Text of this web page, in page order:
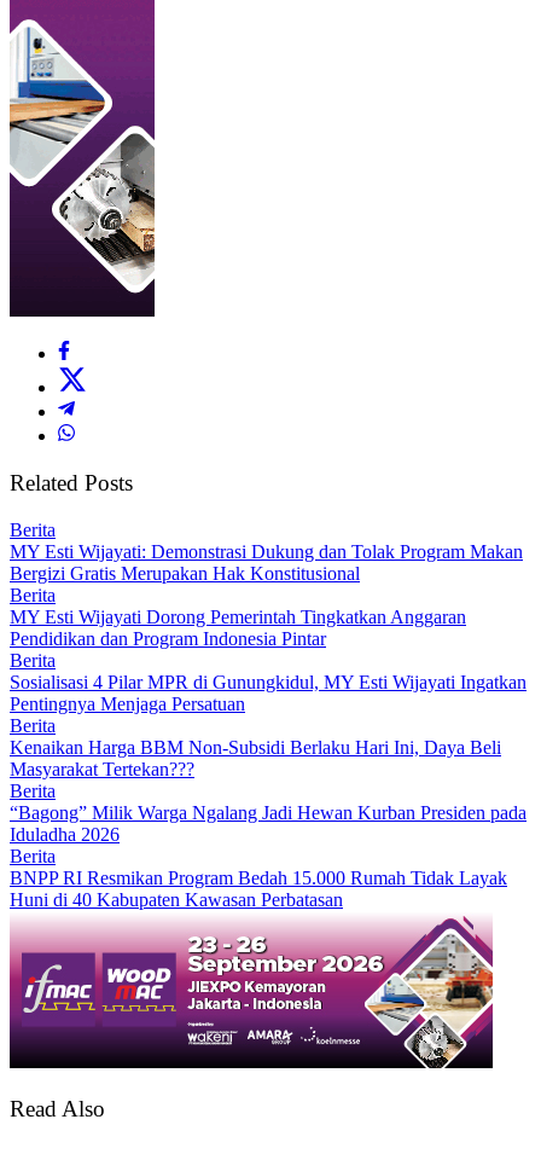
Related Posts
Berita
MY Esti Wijayati: Demonstrasi Dukung dan Tolak Program Makan
Bergizi Gratis Merupakan Hak Konstitusional
Berita
MY Esti Wijayati Dorong Pemerintah Tingkatkan Anggaran
Pendidikan dan Program Indonesia Pintar
Berita
Sosialisasi 4 Pilar MPR di Gunungkidul, MY Esti Wijayati Ingatkan
Pentingnya Menjaga Persatuan
Berita
Kenaikan Harga BBM Non-Subsidi Berlaku Hari Ini, Daya Beli
Masyarakat Tertekan???
Berita
“Bagong” Milik Warga Ngalang Jadi Hewan Kurban Presiden pada
Iduladha 2026
Berita
BNPP RI Resmikan Program Bedah 15.000 Rumah Tidak Layak
Huni di 40 Kabupaten Kawasan Perbatasan
Read Also